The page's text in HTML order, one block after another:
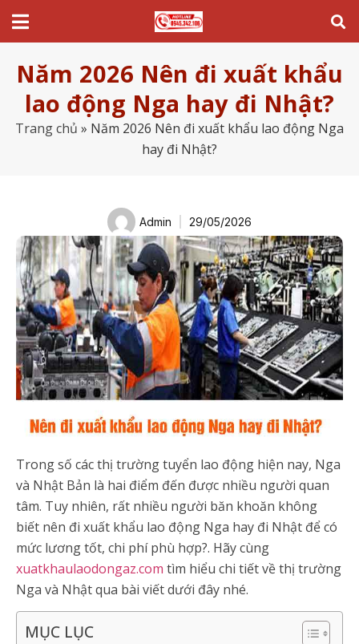
Năm 2026 Nên đi xuất khẩu
lao động Nga hay đi Nhật?
Trang chủ » Năm 2026 Nên đi xuất khẩu lao động Nga
hay đi Nhật?
Admin 29/05/2026
Trong số các thị trường tuyển lao động hiện nay, Nga
và Nhật Bản là hai điểm đến được nhiều người quan
tâm. Tuy nhiên, rất nhiều người băn khoăn không
biết nên đi xuất khẩu lao động Nga hay đi Nhật để có
mức lương tốt, chi phí phù hợp?. Hãy cùng
xuatkhaulaodongaz.com tìm hiểu chi tiết về thị trường
Nga và Nhật qua bài viết dưới đây nhé.
MỤC LỤC